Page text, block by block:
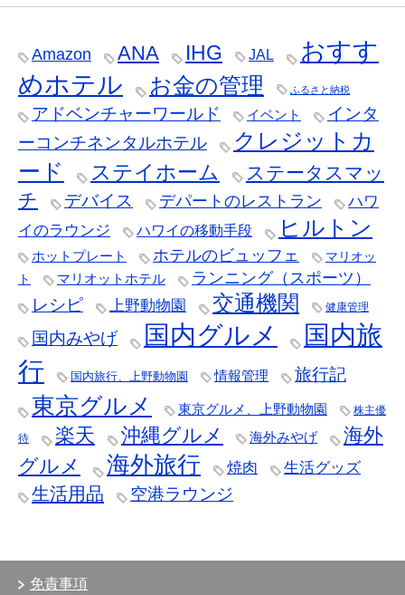
Amazon ANA IHG JAL
おすす
めホテル
お金の管理 ふるさと納税
アドベンチャーワールド イベント
インタ
ーコンチネンタルホテル
クレジットカ
ード
ステイホーム
ステータスマッ
チ
デバイス デパートのレストラン
ハワ
イのラウンジ
ハワイの移動手段 ヒルトン
ホットプレート ホテルのビュッフェ
マリオッ
ト
マリオットホテル
ランニング（スポーツ）
レシピ
上野動物園 交通機関 健康管理
国内みやげ 国内グルメ
国内旅
行
国内旅行、上野動物園 情報管理 旅行記
東京グルメ 東京グルメ、上野動物園 株主優
待 楽天 沖縄グルメ 海外みやげ
海外
グルメ
海外旅行 焼肉 生活グッズ
生活用品 空港ラウンジ
免責事項